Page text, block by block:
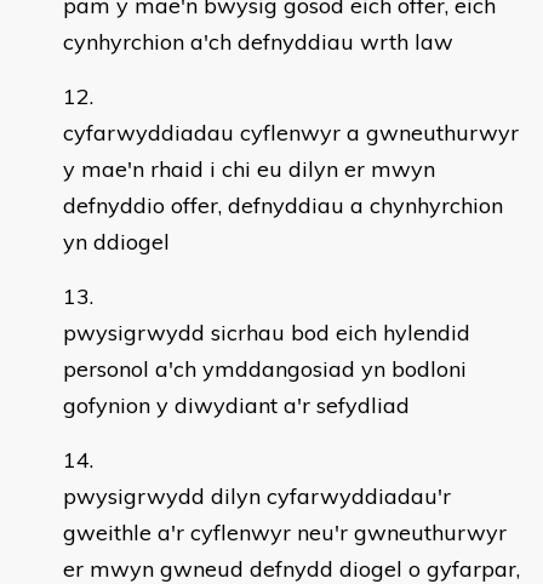
cynhyrchion a'ch defnyddiau wrth law
cyfarwyddiadau cyflenwyr a gwneuthurwyr
y mae'n rhaid i chi eu dilyn er mwyn
defnyddio offer, defnyddiau a chynhyrchion
yn ddiogel
pwysigrwydd sicrhau bod eich hylendid
personol a'ch ymddangosiad yn bodloni
gofynion y diwydiant a'r sefydliad
pwysigrwydd dilyn cyfarwyddiadau'r
gweithle a'r cyflenwyr neu'r gwneuthurwyr
er mwyn gwneud defnydd diogel o gyfarpar,